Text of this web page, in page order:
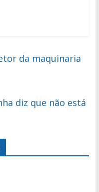
da maquinaria
diz que não está